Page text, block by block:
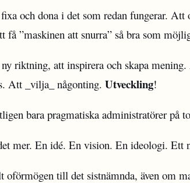
och dona i det som redan fungerar. Att
få ”maskinen att snurra” så bra som
riktning, att inspirera och skapa
Att _vilja_ någonting. Utveckling!
bara pragmatiska administratörer på
mer. En idé. En vision. En ideologi. Ett
oförmögen till det sistnämnda, även om